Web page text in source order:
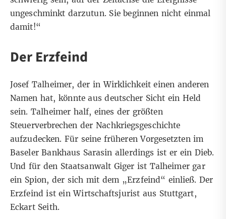
ungeschminkt darzutun. Sie beginnen nicht einmal
damit!“
Der Erzfeind
Josef Talheimer, der in Wirklichkeit einen anderen
Namen hat, könnte aus deutscher Sicht ein Held
sein. Talheimer half, eines der größten
Steuerverbrechen der Nachkriegsgeschichte
aufzudecken. Für seine früheren Vorgesetzten im
Baseler Bankhaus Sarasin allerdings ist er ein Dieb.
Und für den Staatsanwalt Giger ist Talheimer gar
ein Spion, der sich mit dem „Erzfeind“ einließ. Der
Erzfeind ist ein Wirtschaftsjurist aus Stuttgart,
Eckart Seith.